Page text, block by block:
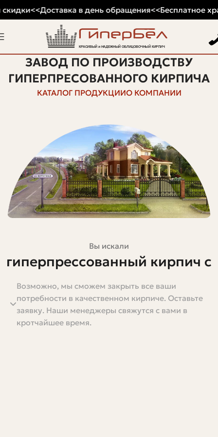
ЗАВОД ПО ПРОИЗВОДСТВУ
ГИПЕРПРЕСОВАННОГО КИРПИЧА
КАТАЛОГ ПРОДУКЦИИО КОМПАНИИ
Вы искали
гиперпрессованный кирпич с
доставкой
Гиперпрессованный кирпич набирает популярность у
застройщиков, подрядчиков и частных людей,
которые хотят строить быстро, аккуратно и надёжно. Я
Возможно, мы сможем закрыть все ваши
потребности в качественном кирпиче. Оставьте
заявку. Наши менеджеры свяжутся с вами в
кротчайшее время.
<<Доставка в день обращения<<Бесплатное